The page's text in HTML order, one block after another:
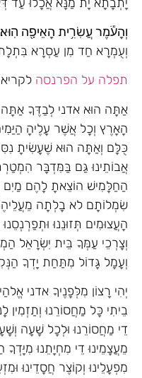
וְהָעֹ֕מֶר עֲשִׂרִ֥ית הָאֵיפָ֖ה
וְעֻמְרָא חַד מִן עַסְרָא בִּתְלָת
תפלה על הפרנסה
אַתָּה הוּא אדני לְבַדֶּךָ
הָאָרֶץ וְכָל אֲשֶׁר עָלֶיהָ
כֻּלָּם וְאַתָּה הוּא שֶׁעָשִׂיתָ
אֲבוֹתֵינוּ גַּם בַּמִּדְבָּר
הַחַלָּמִישׁ הוֹצֵאתָ לָהֶם
שִׂמְלוֹתָם לא בָלְתָה
הָעֲצוּמִים תְּזוּנֵנוּ
וְצָרְכֵי עַמְּךָ בֵּית יִשְׂרָאֵל
וְעָמָל גָּדוֹל מִתַּחַת יָדְךָ
יְהִי רָצוֹן מִלְּפָנֶיךָ אדני
בֵיתִי כָּל מַחֲסוֹרֵנוּ וְתַזְמִין
דֵי מַחֲסוֹרֵנוּ וּלְכָל שָׁעָה
מֵעֲצָמֵינוּ דֵי מִחְיָתֵנוּ
מִפְעָלֵינוּ וְקוֹצֶר חֲסָדֵינוּ